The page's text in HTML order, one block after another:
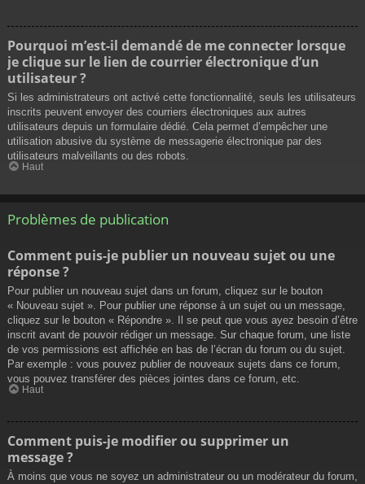
Pourquoi m’est-il demandé de me connecter lorsque
je clique sur le lien de courrier électronique d’un
utilisateur ?
Si les administrateurs ont activé cette fonctionnalité, seuls les utilisateurs
inscrits peuvent envoyer des courriers électroniques aux autres
utilisateurs depuis un formulaire dédié. Cela permet d’empêcher une
utilisation abusive du système de messagerie électronique par des
utilisateurs malveillants ou des robots.
Haut
Problèmes de publication
Comment puis-je publier un nouveau sujet ou une
réponse ?
Pour publier un nouveau sujet dans un forum, cliquez sur le bouton
« Nouveau sujet ». Pour publier une réponse à un sujet ou un message,
cliquez sur le bouton « Répondre ». Il se peut que vous ayez besoin d’être
inscrit avant de pouvoir rédiger un message. Sur chaque forum, une liste
de vos permissions est affichée en bas de l’écran du forum ou du sujet.
Par exemple : vous pouvez publier de nouveaux sujets dans ce forum,
vous pouvez transférer des pièces jointes dans ce forum, etc.
Haut
Comment puis-je modifier ou supprimer un
message ?
À moins que vous ne soyez un administrateur ou un modérateur du forum,